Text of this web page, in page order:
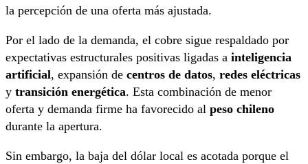
la percepción de una oferta más ajustada.
Por el lado de la demanda, el cobre sigue respaldado por
expectativas estructurales positivas ligadas a inteligencia
artificial, expansión de centros de datos, redes eléctricas
y transición energética. Esta combinación de menor
oferta y demanda firme ha favorecido al peso chileno
durante la apertura.
Sin embargo, la baja del dólar local es acotada porque el